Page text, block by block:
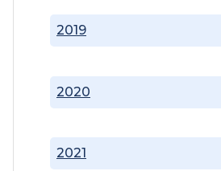
2019
2020
2021